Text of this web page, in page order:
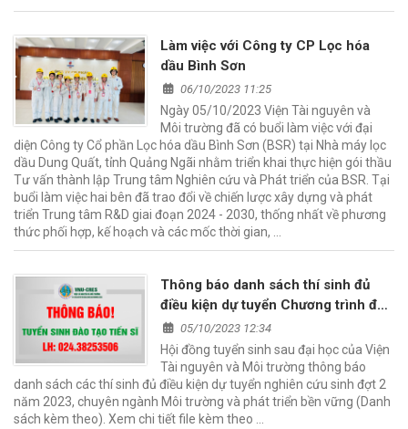
Làm việc với Công ty CP Lọc hóa
dầu Bình Sơn
06/10/2023 11:25
Ngày 05/10/2023 Viện Tài nguyên và
Môi trường đã có buổi làm việc với đại
diện Công ty Cổ phần Lọc hóa dầu Bình Sơn (BSR) tại Nhà máy lọc
dầu Dung Quất, tỉnh Quảng Ngãi nhằm triển khai thực hiện gói thầu
Tư vấn thành lập Trung tâm Nghiên cứu và Phát triển của BSR. Tại
buổi làm việc hai bên đã trao đổi về chiến lược xây dựng và phát
triển Trung tâm R&D giai đoạn 2024 - 2030, thống nhất về phương
thức phối hợp, kế hoạch và các mốc thời gian, …
Thông báo danh sách thí sinh đủ
điều kiện dự tuyển Chương trình đào
tạo tiến sĩ chuyên ngành Môi trường
và Phát triển bền vững đợt 2 năm
2023
05/10/2023 12:34
Hội đồng tuyển sinh sau đại học của Viện
Tài nguyên và Môi trường thông báo
danh sách các thí sinh đủ điều kiện dự tuyển nghiên cứu sinh đợt 2
năm 2023, chuyên ngành Môi trường và phát triển bền vững (Danh
sách kèm theo). Xem chi tiết file kèm theo …